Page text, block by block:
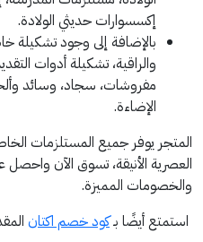
إكسسوارات حديثي الولادة.
بالإضافة إلى وجود تشكيلة
والراقية، تشكيلة أدوات
مفروشات، سجاد، وسائد
الإضاءة.
المتجر يوفر جميع المستلزمات
العصرية الأنيقة، تسوق الآن
والخصومات المميزة.
استمتع أيضًا بـكود خصم اكتان